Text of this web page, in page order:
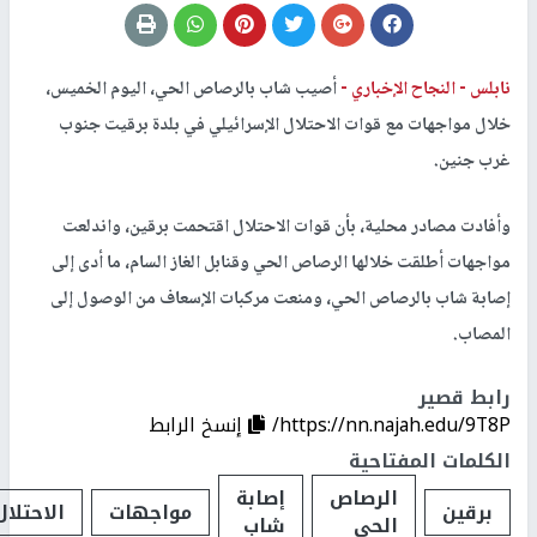
نابلس -النجاح الإخباري -أصيب شاب بالرصاص الحي، اليوم الخميس،
خلال مواجهات مع قوات الاحتلال الإسرائيلي في بلدة برقيت جنوب
غرب جنين.
وأفادت مصادر محلية، بأن قوات الاحتلال اقتحمت برقين، واندلعت
مواجهات أطلقت خلالها الرصاص الحي وقنابل الغاز السام، ما أدى إلى
إصابة شاب بالرصاص الحي، ومنعت مركبات الإسعاف من الوصول إلى
المصاب.
رابط قصير
https://nn.najah.edu/9T8P/
إنسخ الرابط
الكلمات المفتاحية
برقين
الرصاص
الحي
إصابة
شاب مواجهات